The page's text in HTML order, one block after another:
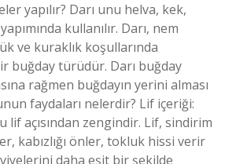
yapılır? Darı unu helva, kek,
kullanılır. Darı, nem
ve kuraklık koşullarında
buğday türüdür. Darı buğday
rağmen buğdayın yerini alması
faydaları nelerdir? Lif içeriği:
lif açısından zengindir. Lif, sindirim
kabızlığı önler, tokluk hissi verir
daha eşit bir şekilde